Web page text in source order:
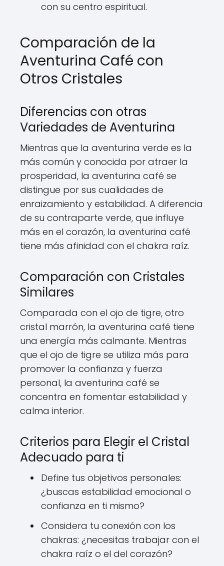
con su centro espiritual.
Comparación de la
Aventurina Café con
Otros Cristales
Diferencias con otras
Variedades de Aventurina
Mientras que la aventurina verde es la
más común y conocida por atraer la
prosperidad, la aventurina café se
distingue por sus cualidades de
enraizamiento y estabilidad. A diferencia
de su contraparte verde, que influye
más en el corazón, la aventurina café
tiene más afinidad con el chakra raíz.
Comparación con Cristales
Similares
Comparada con el ojo de tigre, otro
cristal marrón, la aventurina café tiene
una energía más calmante. Mientras
que el ojo de tigre se utiliza más para
promover la confianza y fuerza
personal, la aventurina café se
concentra en fomentar estabilidad y
calma interior.
Criterios para Elegir el Cristal
Adecuado para ti
Define tus objetivos personales:
¿buscas estabilidad emocional o
confianza en ti mismo?
Considera tu conexión con los
chakras: ¿necesitas trabajar con el
chakra raíz o el del corazón?